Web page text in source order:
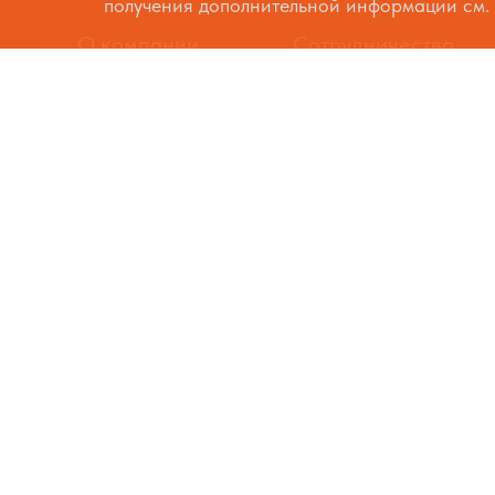
О компании Сотрудничество
получения дополнительной информации см.